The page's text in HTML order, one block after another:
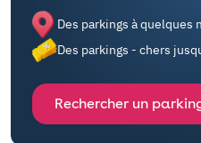
Des parkings à
Des parkings - chers
Rechercher un